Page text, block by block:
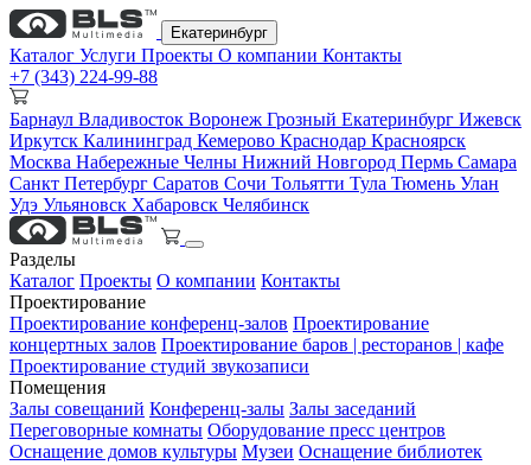
Екатеринбург
Каталог Услуги Проекты О компании Контакты
+7 (343) 224-99-88
Барнаул Владивосток Воронеж Грозный Екатеринбург Ижевск
Иркутск Калининград Кемерово Краснодар Красноярск
Москва Набережные Челны Нижний Новгород Пермь Самара
Санкт Петербург Саратов Сочи Тольятти Тула Тюмень Улан
Удэ Ульяновск Хабаровск Челябинск
Разделы
Каталог Проекты О компании Контакты
Проектирование
Проектирование конференц-залов Проектирование
концертных залов Проектирование баров | ресторанов | кафе
Проектирование студий звукозаписи
Помещения
Залы совещаний Конференц-залы Залы заседаний
Переговорные комнаты Оборудование пресс центров
Оснащение домов культуры Музеи Оснащение библиотек